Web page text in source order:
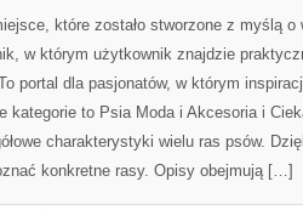
które zostało stworzone z myślą o
w którym użytkownik znajdzie
portal dla pasjonatów, w którym
kategorie to Psia Moda i Akcesoria i
charakterystyki wielu ras psów.
konkretne rasy. Opisy obejmują […]